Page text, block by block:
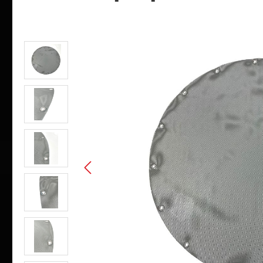
Bildergalerie überspringen